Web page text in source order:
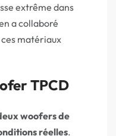
extrême dans
a collaboré
matériaux
TPCD
woofers de
réelles.